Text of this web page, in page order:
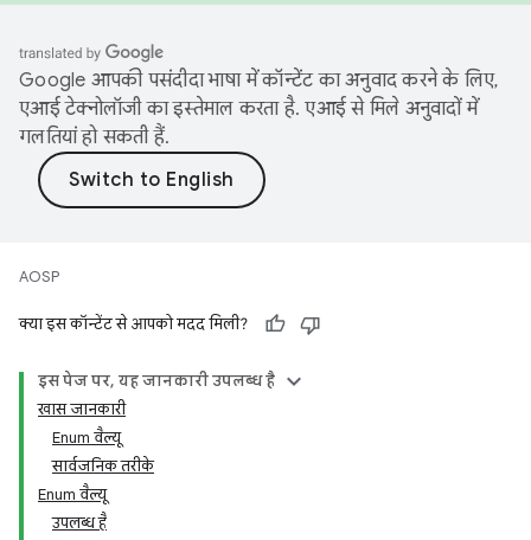
Google आपकी पसंदीदा भाषा में कॉन्टेंट का अनुवाद करने के लिए,
एआई टेक्नोलॉजी का इस्तेमाल करता है. एआई से मिले अनुवादों में
गलतियां हो सकती हैं.
AOSP
क्या इस कॉन्टेंट से आपको मदद मिली?
इस पेज पर, यह जानकारी उपलब्ध है
खास जानकारी
Enum वैल्यू
सार्वजनिक तरीके
Enum वैल्यू
उपलब्ध है